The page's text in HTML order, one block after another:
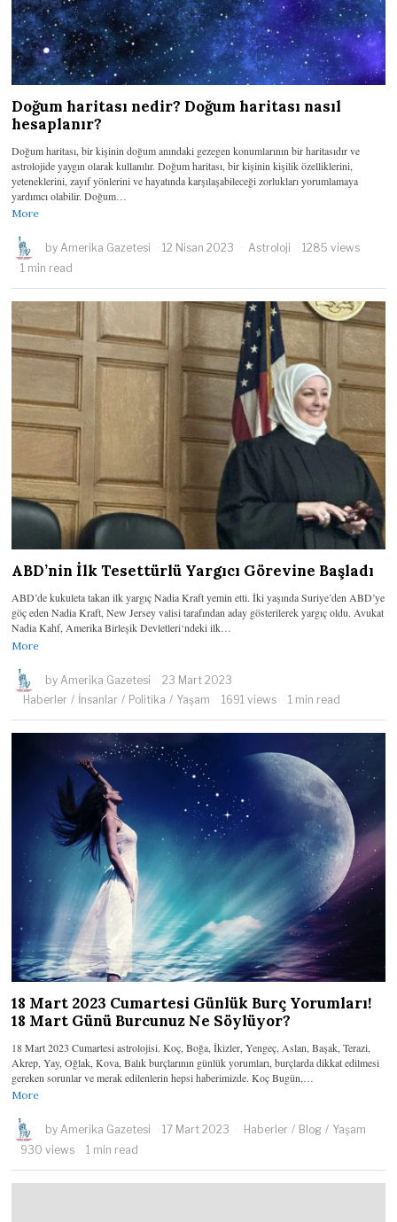
Doğum haritası nedir? Doğum haritası nasıl
hesaplanır?
Doğum haritası, bir kişinin doğum anındaki gezegen konumlarının bir haritasıdır ve
astrolojide yaygın olarak kullanılır. Doğum haritası, bir kişinin kişilik özelliklerini,
yeteneklerini, zayıf yönlerini ve hayatında karşılaşabileceği zorlukları yorumlamaya
yardımcı olabilir. Doğum…
More
by Amerika Gazetesi 12 Nisan 2023 Astroloji
1285 views
1 min read
ABD’nin İlk Tesettürlü Yargıcı Görevine Başladı
ABD’de kukuleta takan ilk yargıç Nadia Kraft yemin etti. İki yaşında Suriye’den ABD’ye
göç eden Nadia Kraft, New Jersey valisi tarafından aday gösterilerek yargıç oldu. Avukat
Nadia Kahf, Amerika Birleşik Devletleri‘ndeki ilk…
More
by Amerika Gazetesi
23 Mart 2023
Haberler / İnsanlar / Politika / Yaşam 1691 views 1 min read
18 Mart 2023 Cumartesi Günlük Burç Yorumları!
18 Mart Günü Burcunuz Ne Söylüyor?
18 Mart 2023 Cumartesi astrolojisi. Koç, Boğa, İkizler, Yengeç, Aslan, Başak, Terazi,
Akrep, Yay, Oğlak, Kova, Balık burçlarının günlük yorumları, burçlarda dikkat edilmesi
gereken sorunlar ve merak edilenlerin hepsi haberimizde. Koç Bugün,…
More
byAmerika Gazetesi 17 Mart 2023 Haberler / Blog / Yaşam
930 views
1 min read